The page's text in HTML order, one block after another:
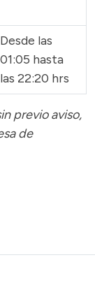
Desde las
01:05 hasta
las 22:20 hrs
previo aviso,
de